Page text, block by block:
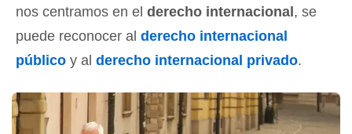
nos centramos en el derecho internacional, se
puede reconocer al derecho internacional
público y al derecho internacional privado.